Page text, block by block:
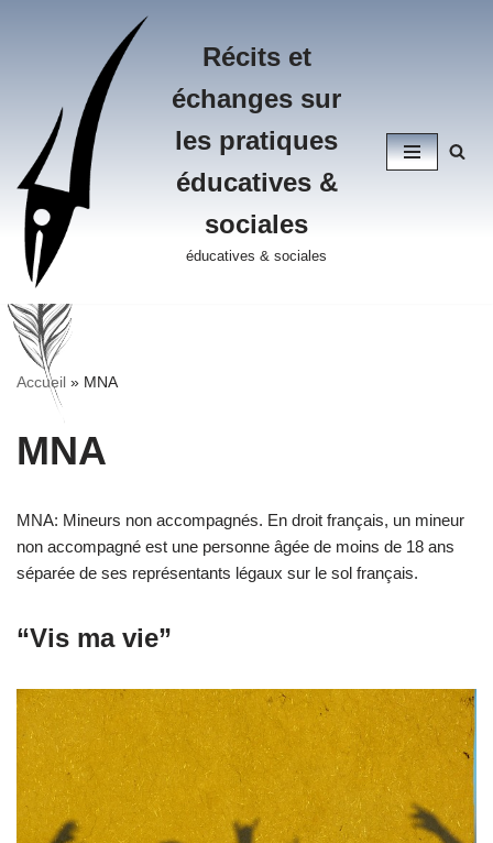
contenu
Récits et
échanges sur
les pratiques
éducatives &
sociales
éducatives & sociales
Accueil » MNA
MNA
MNA: Mineurs non accompagnés. En droit français, un mineur
non accompagné est une personne âgée de moins de 18 ans
séparée de ses représentants légaux sur le sol français.
“Vis ma vie”